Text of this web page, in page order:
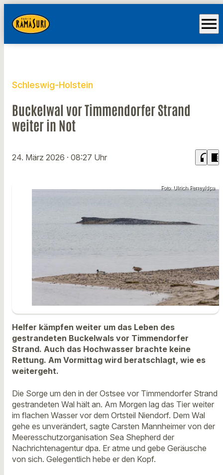
menu
Schleswig-Holstein
Buckelwal vor Timmendorfer Strand
weiter in Not
24. März 2026 · 08:27 Uhr headphones chrome_reader_mode
Foto: Ulrich Perrey/dpa
Helfer kämpfen weiter um das Leben des
gestrandeten Buckelwals vor Timmendorfer
Strand. Auch das Hochwasser brachte keine
Rettung. Am Vormittag wird beratschlagt, wie es
weitergeht.
Die Sorge um den in der Ostsee vor Timmendorfer Strand
gestrandeten Wal hält an. Am Morgen lag das Tier weiter
im flachen Wasser vor dem Ortsteil Niendorf. Dem Wal
gehe es unverändert, sagte Carsten Mannheimer von der
Meeresschutzorganisation Sea Shepherd der
Nachrichtenagentur dpa. Er atme und gebe Geräusche
von sich. Gelegentlich hebe er den Kopf.